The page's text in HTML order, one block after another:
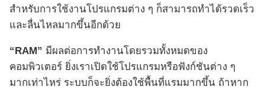
สำหรับการใช้งานโปรแกรมต่าง ๆ ก็สามารถทำได้รวดเร็ว
และลื่นไหลมากขึ้นอีกด้วย
“RAM” มีผลต่อการทำงานโดยรวมทั้งหมดของ
คอมพิวเตอร์ ยิ่งเราเปิดใช้โปรแกรมหรือฟังก์ชันต่าง ๆ
มากเท่าไหร่ ระบบก็จะยิ่งต้องใช้พื้นที่แรมมากขึ้น ถ้าหาก